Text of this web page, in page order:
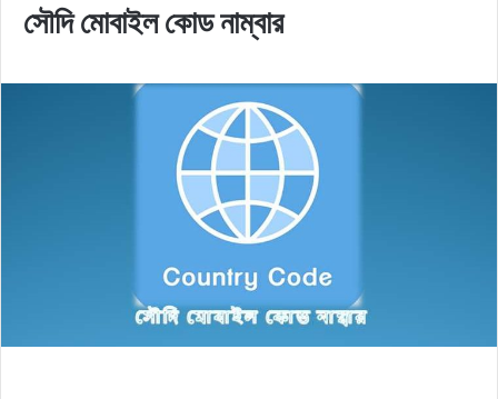
সৌদি মোবাইল কোড নাম্বার